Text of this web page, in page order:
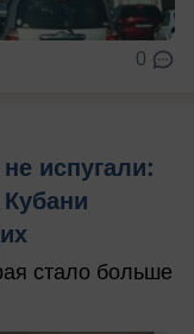
0
испугали:
стало больше